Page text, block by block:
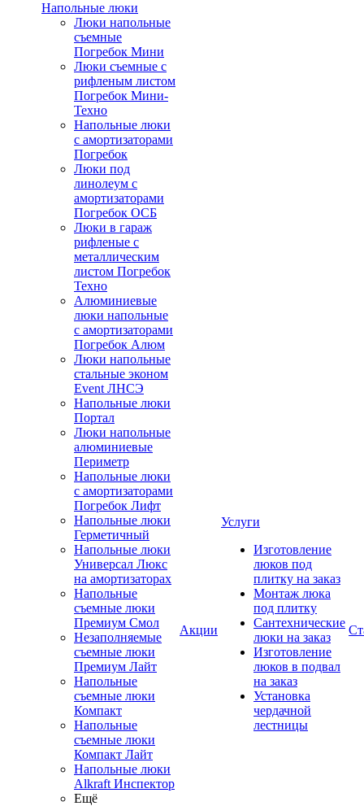
Напольные люки
Люки напольные
съемные
Погребок Мини
Люки съемные с
рифленым листом
Погребок Мини-
Техно
Напольные люки
с амортизаторами
Погребок
Люки под
линолеум с
амортизаторами
Погребок ОСБ
Люки в гараж
рифленые с
металлическим
листом Погребок
Техно
Алюминиевые
люки напольные
с амортизаторами
Погребок Алюм
Люки напольные
стальные эконом
Event ЛНСЭ
Напольные люки
Портал
Люки напольные
алюминиевые
Периметр
Напольные люки
с амортизаторами
Погребок Лифт
Напольные люки
Герметичный
Напольные люки
Универсал Люкс
на амортизаторах
Напольные
съемные люки
Премиум Смол
Незаполняемые
съемные люки
Премиум Лайт
Напольные
съемные люки
Компакт
Напольные
съемные люки
Компакт Лайт
Напольные люки
Alkraft Инспектор
Ещё
Акции
Услуги
Изготовление
люков под
плитку на заказ
Монтаж люка
под плитку
Сантехнические
люки на заказ
Изготовление
люков в подвал
на заказ
Установка
чердачной
лестницы